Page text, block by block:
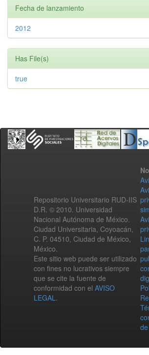
Fecha de lanzamiento
2012
Has File(s)
true
Repositorio Universitario RUD-IIS
D.R. © 2010. Universidad
Nacional Autónoma de México.
Ciudad Universitaria, Coyoacán,
C. P. 04510, Ciudad de México,
México.
Este sitio web puede ser utilizado
con fines no lucrativos siempre
que se cite la fuente de
conformidad con el AVISO
LEGAL.